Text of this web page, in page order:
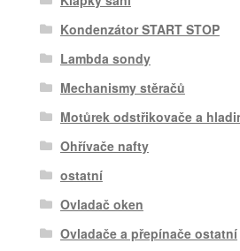
Kondenzátor START STOP
Lambda sondy
Mechanismy stěračů
Motůrek odstřikovače a
Ohřívače nafty
ostatní
Ovladač oken
Ovladače a přepínače ostatní